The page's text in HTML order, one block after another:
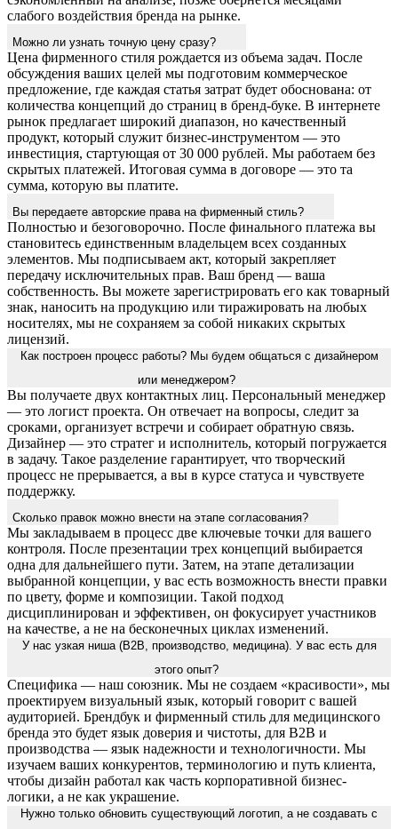
слабого воздействия бренда на рынке.
Можно ли узнать точную цену сразу?
Цена фирменного стиля рождается из объема задач. После
обсуждения ваших целей мы подготовим коммерческое
предложение, где каждая статья затрат будет обоснована: от
количества концепций до страниц в бренд-буке. В интернете
рынок предлагает широкий диапазон, но качественный
продукт, который служит бизнес-инструментом — это
инвестиция, стартующая от 30 000 рублей. Мы работаем без
скрытых платежей. Итоговая сумма в договоре — это та
сумма, которую вы платите.
Вы передаете авторские права на фирменный стиль?
Полностью и безоговорочно. После финального платежа вы
становитесь единственным владельцем всех созданных
элементов. Мы подписываем акт, который закрепляет
передачу исключительных прав. Ваш бренд — ваша
собственность. Вы можете зарегистрировать его как товарный
знак, наносить на продукцию или тиражировать на любых
носителях, мы не сохраняем за собой никаких скрытых
лицензий.
Как построен процесс работы? Мы будем общаться с дизайнером
или менеджером?
Вы получаете двух контактных лиц. Персональный менеджер
— это логист проекта. Он отвечает на вопросы, следит за
сроками, организует встречи и собирает обратную связь.
Дизайнер — это стратег и исполнитель, который погружается
в задачу. Такое разделение гарантирует, что творческий
процесс не прерывается, а вы в курсе статуса и чувствуете
поддержку.
Сколько правок можно внести на этапе согласования?
Мы закладываем в процесс две ключевые точки для вашего
контроля. После презентации трех концепций выбирается
одна для дальнейшего пути. Затем, на этапе детализации
выбранной концепции, у вас есть возможность внести правки
по цвету, форме и композиции. Такой подход
дисциплинирован и эффективен, он фокусирует участников
на качестве, а не на бесконечных циклах изменений.
У нас узкая ниша (B2B, производство, медицина). У вас есть для
этого опыт?
Специфика — наш союзник. Мы не создаем «красивости», мы
проектируем визуальный язык, который говорит с вашей
аудиторией. Брендбук и фирменный стиль для медицинского
бренда это будет язык доверия и чистоты, для B2B и
производства — язык надежности и технологичности. Мы
изучаем ваших конкурентов, терминологию и путь клиента,
чтобы дизайн работал как часть корпоративной бизнес-
логики, а не как украшение.
Нужно только обновить существующий логотип, а не создавать с